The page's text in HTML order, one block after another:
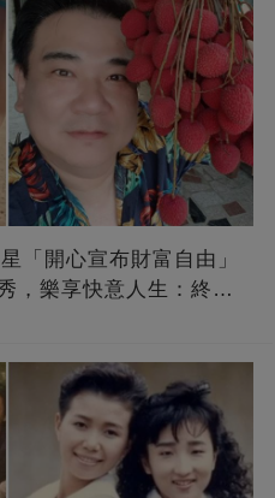
「開心宣布財富自由」
，樂享快意人生：終于